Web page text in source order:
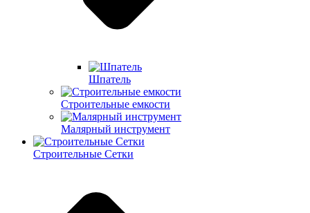
Шпатель
Строительные емкости
Малярный инструмент
Строительные Сетки